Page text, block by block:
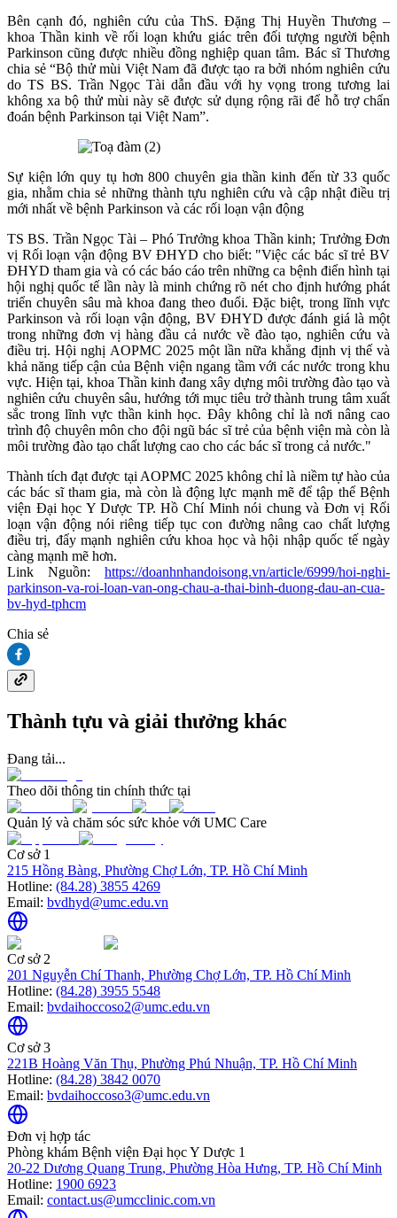
Bên cạnh đó, nghiên cứu của ThS. Đặng Thị Huyền Thương –
khoa Thần kinh về rối loạn khứu giác trên đối tượng người bệnh
Parkinson cũng được nhiều đồng nghiệp quan tâm. Bác sĩ Thương
chia sẻ “Bộ thử mùi Việt Nam đã được tạo ra bởi nhóm nghiên cứu
do TS BS. Trần Ngọc Tài dẫn đầu với hy vọng trong tương lai
không xa bộ thử mùi này sẽ được sử dụng rộng rãi để hỗ trợ chẩn
đoán bệnh Parkinson tại Việt Nam”.
Sự kiện lớn quy tụ hơn 800 chuyên gia thần kinh đến từ 33 quốc
gia, nhằm chia sẻ những thành tựu nghiên cứu và cập nhật điều trị
mới nhất về bệnh Parkinson và các rối loạn vận động
TS BS. Trần Ngọc Tài – Phó Trưởng khoa Thần kinh; Trưởng Đơn
vị Rối loạn vận động BV ĐHYD cho biết: "Việc các bác sĩ trẻ BV
ĐHYD tham gia và có các báo cáo trên những ca bệnh điển hình tại
hội nghị quốc tế lần này là minh chứng rõ nét cho định hướng phát
triển chuyên sâu mà khoa đang theo đuổi. Đặc biệt, trong lĩnh vực
Parkinson và rối loạn vận động, BV ĐHYD được đánh giá là một
trong những đơn vị hàng đầu cả nước về đào tạo, nghiên cứu và
điều trị. Hội nghị AOPMC 2025 một lần nữa khẳng định vị thế và
khả năng tiếp cận của Bệnh viện ngang tầm với các nước trong khu
vực. Hiện tại, khoa Thần kinh đang xây dựng môi trường đào tạo và
nghiên cứu chuyên sâu, hướng tới mục tiêu trở thành trung tâm xuất
sắc trong lĩnh vực thần kinh học. Đây không chỉ là nơi nâng cao
trình độ chuyên môn cho đội ngũ bác sĩ trẻ của bệnh viện mà còn là
môi trường đào tạo chất lượng cao cho các bác sĩ trong cả nước."
Thành tích đạt được tại AOPMC 2025 không chỉ là niềm tự hào của
các bác sĩ tham gia, mà còn là động lực mạnh mẽ để tập thể Bệnh
viện Đại học Y Dược TP. Hồ Chí Minh nói chung và Đơn vị Rối
loạn vận động nói riêng tiếp tục con đường nâng cao chất lượng
điều trị, đẩy mạnh nghiên cứu khoa học và hội nhập quốc tế ngày
càng mạnh mẽ hơn.
Link Nguồn: https://doanhnhandoisong.vn/article/6999/hoi-nghi-
parkinson-va-roi-loan-van-ong-chau-a-thai-binh-duong-dau-an-cua-
bv-hyd-tphcm
Chia sẻ
Thành tựu và giải thưởng khác
Đang tải...
Theo dõi thông tin chính thức tại
Quản lý và chăm sóc sức khỏe với UMC Care
Cơ sở 1
215 Hồng Bàng, Phường Chợ Lớn, TP. Hồ Chí Minh
Hotline: (84.28) 3855 4269
Email: bvdhyd@umc.edu.vn
Cơ sở 2
201 Nguyễn Chí Thanh, Phường Chợ Lớn, TP. Hồ Chí Minh
Hotline: (84.28) 3955 5548
Email: bvdaihoccoso2@umc.edu.vn
Cơ sở 3
221B Hoàng Văn Thụ, Phường Phú Nhuận, TP. Hồ Chí Minh
Hotline: (84.28) 3842 0070
Email: bvdaihoccoso3@umc.edu.vn
Đơn vị hợp tác
Phòng khám Bệnh viện Đại học Y Dược 1
20-22 Dương Quang Trung, Phường Hòa Hưng, TP. Hồ Chí Minh
Hotline: 1900 6923
Email: contact.us@umcclinic.com.vn